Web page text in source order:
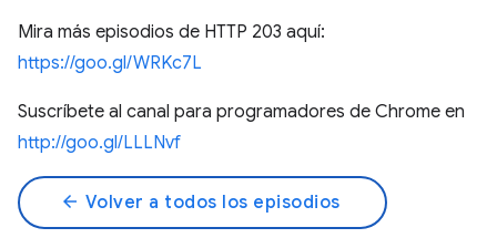
Mira más episodios de HTTP 203 aquí:
https://goo.gl/WRKc7L
Suscríbete al canal para programadores de Chrome en
http://goo.gl/LLLNvf
arrow_back Volver a todos los episodios